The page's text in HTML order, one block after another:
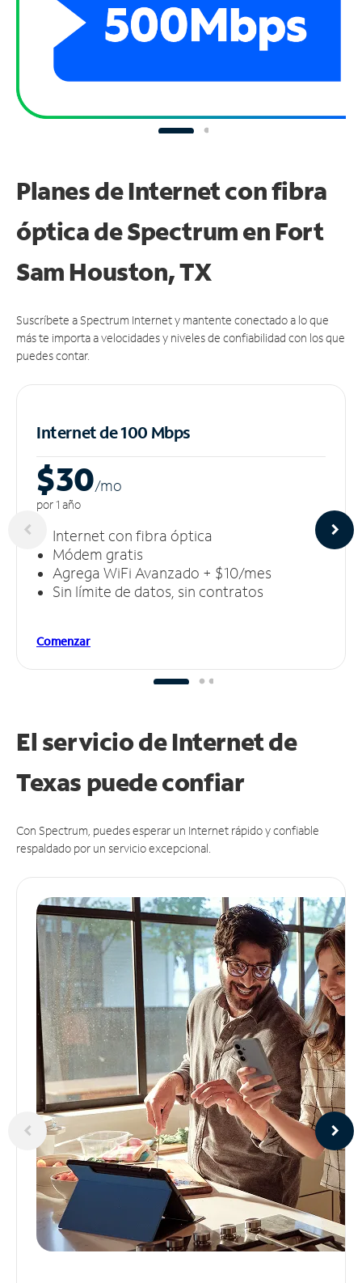
Planes de Internet con fibra
óptica de Spectrum en Fort
Sam Houston, TX
Suscríbete a Spectrum Internet y mantente conectado a lo que
más te importa a velocidades y niveles de confiabilidad con los que
puedes contar.
Internet de 100 Mbps
$30/mo
por 1 año
Internet con fibra óptica
Módem gratis
Agrega WiFi Avanzado + $10/mes
Sin límite de datos, sin contratos
Comenzar
El servicio de Internet de
Texas puedeconfiar
Con Spectrum, puedes esperar un Internet rápido y confiable
respaldado por un servicio excepcional.